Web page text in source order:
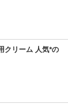
クリーム 人気*の